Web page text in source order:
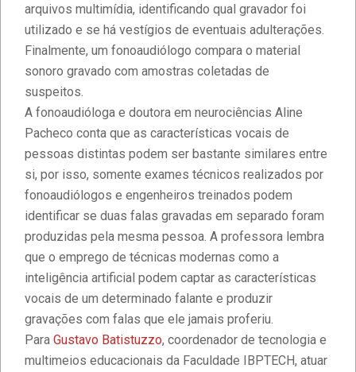
arquivos multimídia, identificando qual gravador foi
utilizado e se há vestígios de eventuais adulterações.
Finalmente, um fonoaudiólogo compara o material
sonoro gravado com amostras coletadas de
suspeitos.
A fonoaudióloga e doutora em neurociências Aline
Pacheco conta que as características vocais de
pessoas distintas podem ser bastante similares entre
si, por isso, somente exames técnicos realizados por
fonoaudiólogos e engenheiros treinados podem
identificar se duas falas gravadas em separado foram
produzidas pela mesma pessoa. A professora lembra
que o emprego de técnicas modernas como a
inteligência artificial podem captar as características
vocais de um determinado falante e produzir
gravações com falas que ele jamais proferiu.
Para Gustavo Batistuzzo, coordenador de tecnologia e
multimeios educacionais da Faculdade IBPTECH, atuar